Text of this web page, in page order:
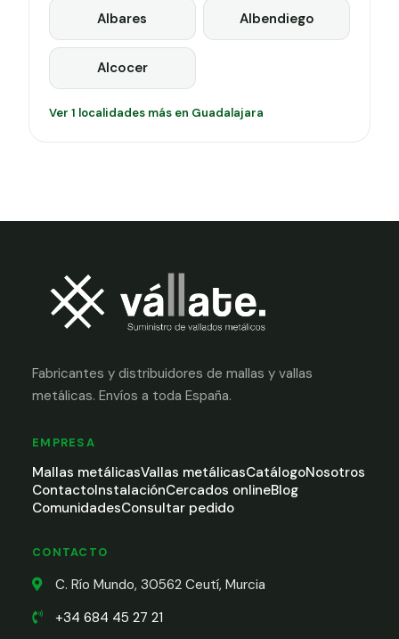
Albares Albendiego
Alcocer
Ver 1 localidades más en Guadalajara
Fabricantes y distribuidores de mallas y vallas
metálicas. Envíos a toda España.
EMPRESA
Mallas metálicasVallas metálicasCatálogoNosotros
ContactoInstalaciónCercados onlineBlog
ComunidadesConsultar pedido
CONTACTO
C. Río Mundo, 30562 Ceutí, Murcia
+34 684 45 27 21